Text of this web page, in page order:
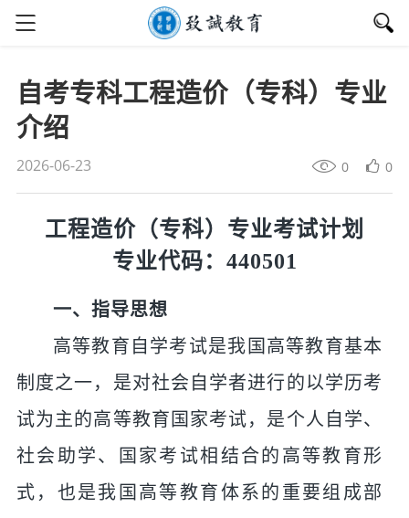
自考专科工程造价（专科）专业
介绍
2026-06-23 0 0
工程造价（专科）专业考试计划
专业代码： 440501
一、指导思想
高等教育自学考试是我国 高等教育基本
制度之一，是对社会自学者进行的以学历考
试为主的高等教育国家考试，是个人自学、
社会助学、
国家考试相结合的高等教育形
式，也是我国高等教育体系的重要组成部